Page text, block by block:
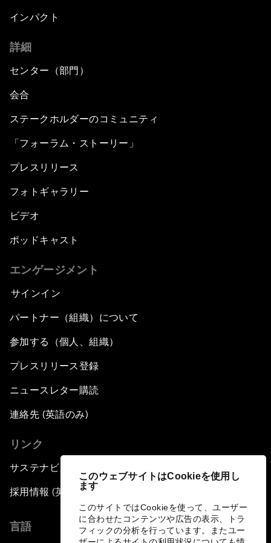
このウェブサイトはCookieを使用し
ます
このサイトではCookieを使って、ユーザー
に合わせたコンテンツや広告の表示、トラ
フィックの分析を行っています。またユー
インパクト
詳細
センター（部門）
会合
ステークホルダーのコミュニティ
「フォーラム・ストーリー」
プレスリリース
フォトギャラリー
ビデオ
ポッドキャスト
エンゲージメント
サインイン
パートナー（組織）について
参加する（個人、組織）
プレスリリース登録
ニュースレター購読
連絡先 (英語のみ)
リンク
サステナビリティへの取り組み
採用情報 (英語のみ)
言語